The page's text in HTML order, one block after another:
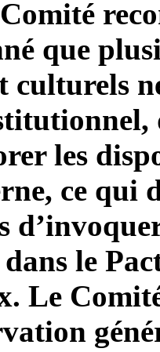
que
culturels
les
ce qui
le
Le